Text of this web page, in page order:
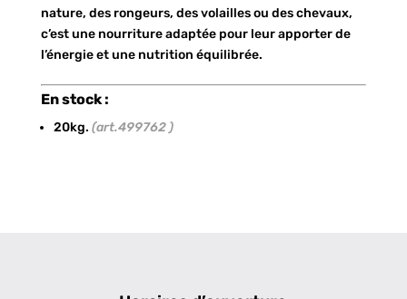
nature, des rongeurs, des volailles ou des chevaux,
c’est une nourriture adaptée pour leur apporter de
l’énergie et une nutrition équilibrée.
En stock :
20kg. (art.499762 )